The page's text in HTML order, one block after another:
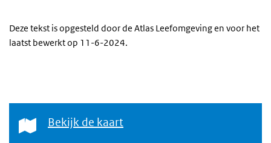
Deze tekst is opgesteld door de Atlas Leefomgeving en voor het
laatst bewerkt op 11-6-2024.
Bekijk de kaart
Bekijk de kaart